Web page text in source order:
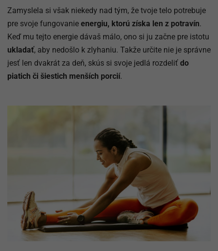
Zamyslela si však niekedy nad tým, že tvoje telo potrebuje
pre svoje fungovanie energiu, ktorú získa len z potravín.
Keď mu tejto energie dávaš málo, ono si ju začne pre istotu
ukladať, aby nedošlo k zlyhaniu. Takže určite nie je správne
jesť len dvakrát za deň, skús si svoje jedlá rozdeliť do
piatich či šiestich menších porcií.